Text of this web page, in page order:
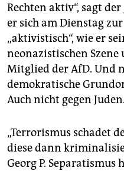
Rechten aktiv“, sagt
er sich am Dienstag
„aktivistisch“, wie er
neonazistischen
Mitglied der AfD. Und
demokratische
Auch nicht gegen Juden.
„Terrorismus schadet
diese dann
Georg P. Separatismus